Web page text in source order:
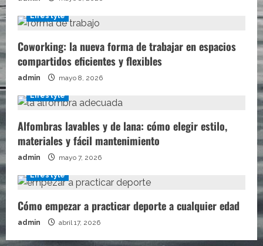
Lifestyle
Coworking: la nueva forma de trabajar en espacios
compartidos eficientes y flexibles
admin mayo 8, 2026
Lifestyle
Alfombras lavables y de lana: cómo elegir estilo,
materiales y fácil mantenimiento
admin mayo 7, 2026
Lifestyle
Cómo empezar a practicar deporte a cualquier edad
admin abril 17, 2026